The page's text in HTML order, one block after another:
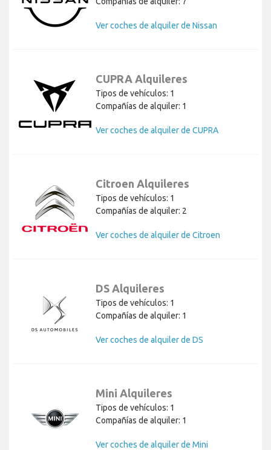
Ver coches de alquiler de Nissan
CUPRA Alquileres
Tipos de vehículos: 1
Compañías de alquiler: 1
Ver coches de alquiler de CUPRA
Citroen Alquileres
Tipos de vehículos: 1
Compañías de alquiler: 2
Ver coches de alquiler de Citroen
DS Alquileres
Tipos de vehículos: 1
Compañías de alquiler: 1
Ver coches de alquiler de DS
Mini Alquileres
Tipos de vehículos: 1
Compañías de alquiler: 1
Ver coches de alquiler de Mini